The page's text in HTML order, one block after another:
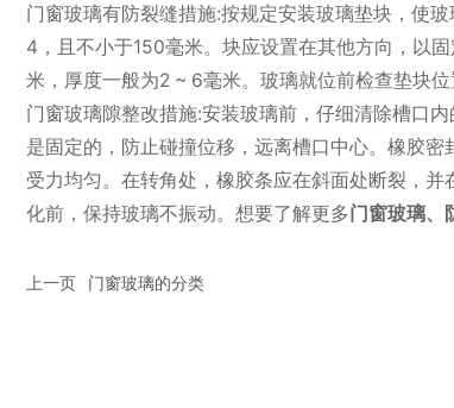
门窗玻璃有防裂缝措施:按规定安装玻璃垫块，使
4，且不小于150毫米。块应设置在其他方向，以
米，厚度一般为2 ~ 6毫米。玻璃就位前检查垫块
门窗玻璃隙整改措施:安装玻璃前，仔细清除槽口
是固定的，防止碰撞位移，远离槽口中心。橡胶
受力均匀。在转角处，橡胶条应在斜面处断裂，
化前，保持玻璃不振动。想要了解更多门窗玻璃、
上一页 门窗玻璃的分类